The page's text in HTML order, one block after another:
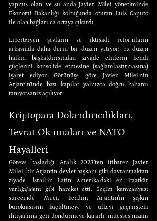
yapmış olan ve şu anda Javier Milei yönetiminde
Ekonomi Bakanlığı koltuğunda oturan Luis Caputo
ile olan bağları da ortaya çıkardı.
Liberteryen şovların ve iktisadi reformların
arkasında daha derin bir düzen yatıyor; bu düzen
halkın başkaldırısından ziyade elitlerin kendi
güçlerini konsolide etmesine (sağlamlaştırmasına)
işaret ediyor. Görünüşe göre Javier Milei’nin
Arjantin’inde bazı kapılar yalnızca doğru hahamı
tanıyorsanız açılıyor.
Kriptopara Dolandırıcılıkları,
Tevrat Okumaları ve NATO
Hayalleri
Göreve başladığı Aralık 2023’ten itibaren Javier
Milei, bir Arjantin devlet başkanı gibi davranmaktan
ziyade, İsrail’in Latin Amerika’daki en itaatkâr
varlığı/ajanı gibi hareket etti. Seçim kampanyası
sürecinde Milei, kendini Arjantin’in şişkin
bürokrasisini küçültmeye ve ülkeyi geçmişteki
ihtişamına geri döndürmeye kararlı, müesses nizam